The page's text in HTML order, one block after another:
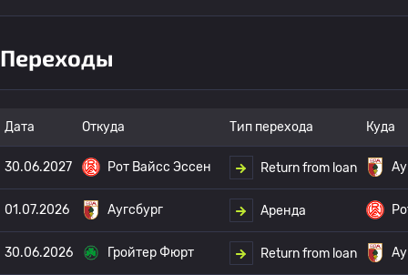
Переходы
Дата Откуда Тип перехода Куда
30.06.2027 Рот Вайсс Эссен Return from loan
01.07.2026 Аугсбург Аренда
30.06.2026 Гройтер Фюрт Return from loan